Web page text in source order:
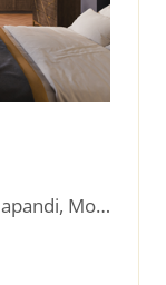
Scandinavisch, Industrieel, Japandi, Modern, Hotel Chique, Minimalistich